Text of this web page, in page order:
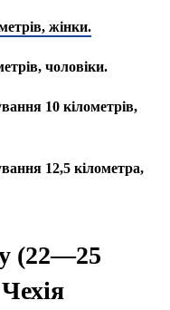
жінки.
чоловіки.
10 кілометрів,
12,5 кілометра,
(22—25